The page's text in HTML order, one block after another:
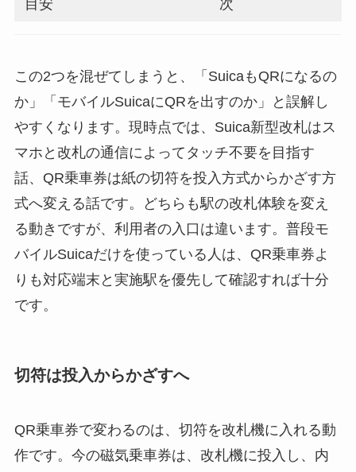
目安
次
この2つを混ぜてしまうと、「SuicaもQRになるの
か」「モバイルSuicaにQRを出すのか」と誤解し
やすくなります。現時点では、Suica新型改札はス
マホと改札の通信によってタッチ不要を目指す
話、QR乗車券は紙の切符を投入方式からかざす方
式へ変える話です。どちらも駅の改札体験を変え
る動きですが、利用者の入口は違います。普段モ
バイルSuicaだけを使っている人は、QR乗車券よ
りも対応端末と実施駅を優先して確認すれば十分
です。
切符は投入からかざすへ
QR乗車券で変わるのは、切符を改札機に入れる動
作です。今の磁気乗車券は、改札機に投入し、内